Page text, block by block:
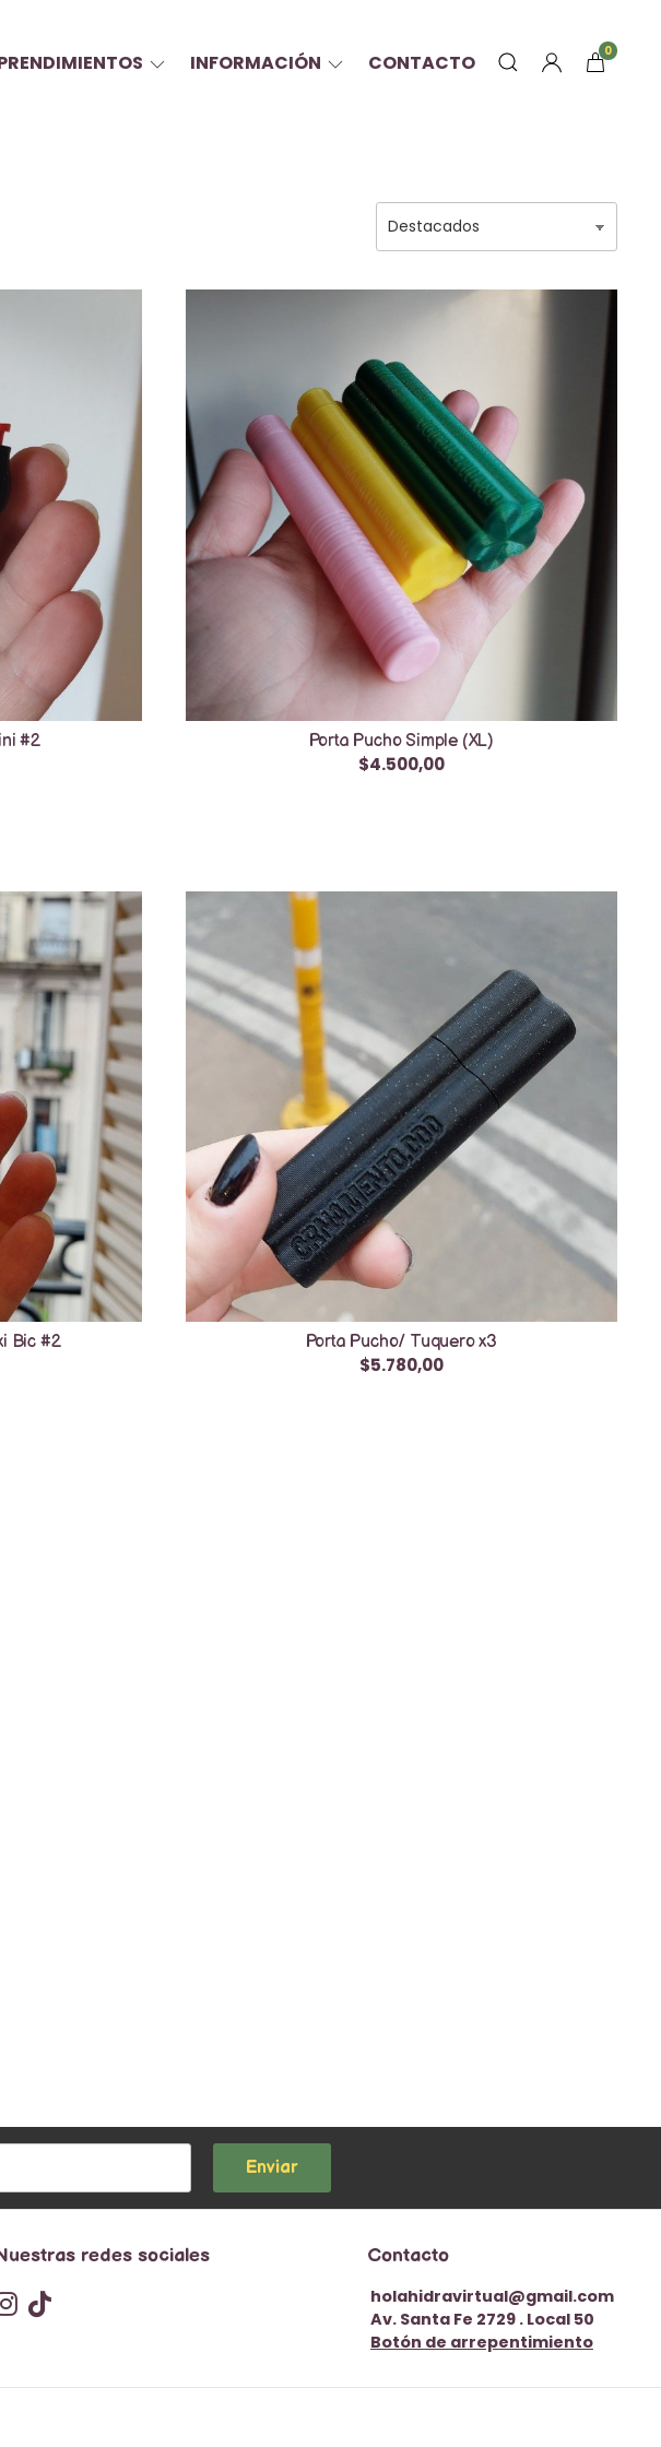
INFORMACIÓN CONTACTO 0
#2 Porta Pucho Simple (XL)
$4.500,00
Bic #2 Porta Pucho/ Tuquero x3
$5.780,00
Enviar
redes sociales Contacto
holahidravirtual@gmail.com
Av. Santa Fe 2729 . Local 50
Botón de arrepentimiento